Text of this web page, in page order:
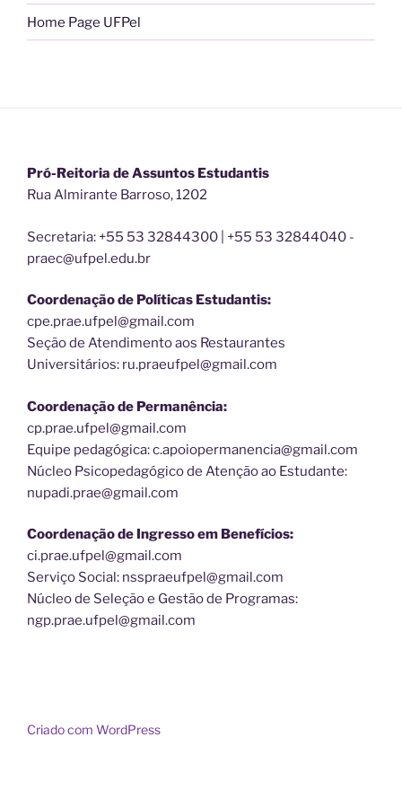
Home Page UFPel
Pró-Reitoria de Assuntos Estudantis
Rua Almirante Barroso, 1202
Secretaria: +55 53 32844300 | +55 53 32844040 -
praec@ufpel.edu.br
Coordenação de Políticas Estudantis:
cpe.prae.ufpel@gmail.com
Seção de Atendimento aos Restaurantes
Universitários: ru.praeufpel@gmail.com
Coordenação de Permanência:
cp.prae.ufpel@gmail.com
Equipe pedagógica: c.apoiopermanencia@gmail.com
Núcleo Psicopedagógico de Atenção ao Estudante:
nupadi.prae@gmail.com
Coordenação de Ingresso em Benefícios:
ci.prae.ufpel@gmail.com
Serviço Social: nsspraeufpel@gmail.com
Núcleo de Seleção e Gestão de Programas:
ngp.prae.ufpel@gmail.com
Criado com WordPress